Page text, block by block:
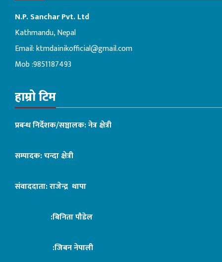
N.P. Sanchar Pvt. Ltd
Kathmandu, Nepal
Email:ktmdainikofficial@gmail.com
Mob :9851187493
हाम्रो टिम
प्रबन्ध निर्देशक/सञ्चालक: नेत्र क्षेत्री
सम्पादक: चन्दा क्षेत्री
संवाददाता: राजेन्द्र थापा
:बिनिता पौडेल
:जिबन नेपाली